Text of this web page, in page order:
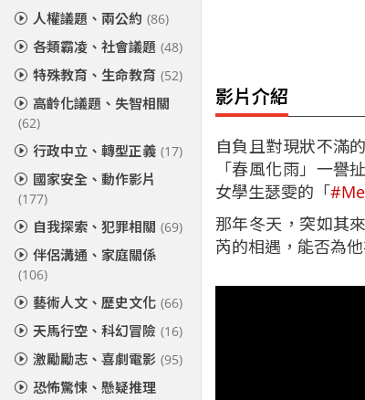
人權議題、兩公約 (86)
各類霸凌、社會議題 (48)
特殊教育、生命教育 (52)
高齡化議題、失智相關
(62)
行政中立、轉型正義 (17)
國家安全、動作影片
(177)
自我探索、犯罪相關 (69)
伴侶溝通、家庭關係
(106)
藝術人文、歷史文化 (66)
天馬行空、科幻冒險 (16)
激勵勵志、喜劇電影 (95)
恐怖驚悚、懸疑推理
影片介紹
自負且對現狀不滿
「春風化雨」一譽
女學生瑟雯的「
那年冬天，突如其
芮的相遇，能否為